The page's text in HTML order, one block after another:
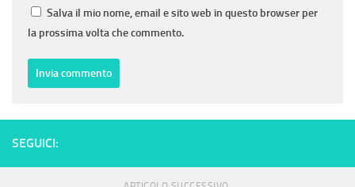
Salva il mio nome, email e sito web in questo browser per
la prossima volta che commento.
SEGUICI: